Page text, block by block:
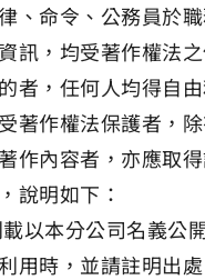
、命令、公務員於
訊，均受著作權法之
者，任何人均得自
著作權法保護者，
作內容者，亦應取
說明如下：
以本分公司名義公
用時，並請註明出處